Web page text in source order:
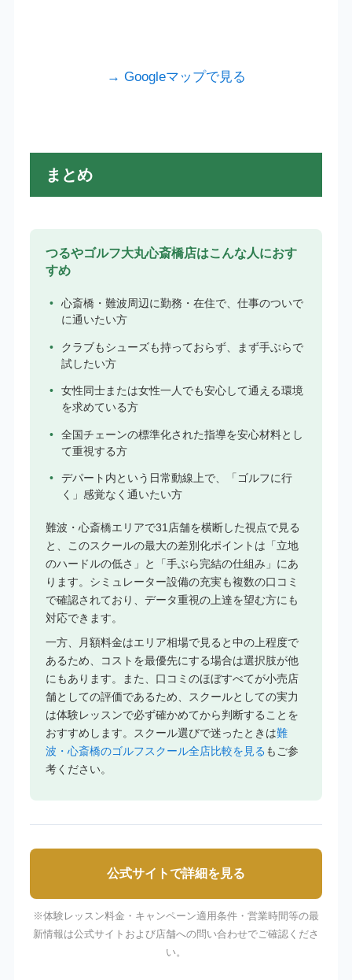
→ Googleマップで見る
まとめ
つるやゴルフ大丸心斎橋店はこんな人におす
すめ
心斎橋・難波周辺に勤務・在住で、仕事のついで
に通いたい方
クラブもシューズも持っておらず、まず手ぶらで
試したい方
女性同士または女性一人でも安心して通える環境
を求めている方
全国チェーンの標準化された指導を安心材料とし
て重視する方
デパート内という日常動線上で、「ゴルフに行
く」感覚なく通いたい方
難波・心斎橋エリアで31店舗を横断した視点で見る
と、このスクールの最大の差別化ポイントは「立地
のハードルの低さ」と「手ぶら完結の仕組み」にあ
ります。シミュレーター設備の充実も複数の口コミ
で確認されており、データ重視の上達を望む方にも
対応できます。
一方、月額料金はエリア相場で見ると中の上程度で
あるため、コストを最優先にする場合は選択肢が他
にもあります。また、口コミのほぼすべてが小売店
舗としての評価であるため、スクールとしての実力
は体験レッスンで必ず確かめてから判断することを
おすすめします。スクール選びで迷ったときは難
波・心斎橋のゴルフスクール全店比較を見る もご参
考ください。
公式サイトで詳細を見る
※体験レッスン料金・キャンペーン適用条件・営業時間等の最
新情報は公式サイトおよび店舗への問い合わせでご確認くださ
い。